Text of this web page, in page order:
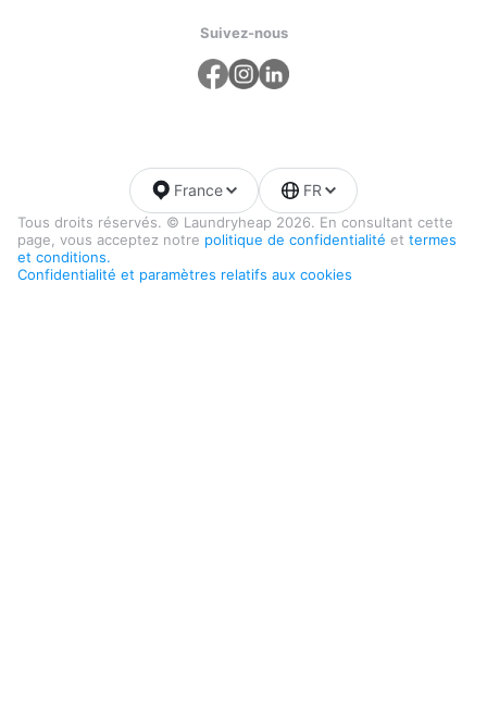
Suivez-nous
Tous droits réservés. © Laundryheap 2026. En consultant cette
page, vous acceptez notre politique de confidentialité et termes
et conditions.
Confidentialité et paramètres relatifs aux cookies
France FR